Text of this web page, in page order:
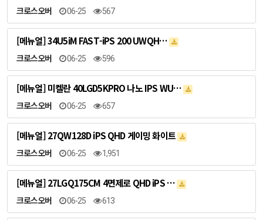
크로스오버 06-25 567
[메뉴얼] 34U5iM FAST-iPS 200 UWQH…
크로스오버 06-25 596
[메뉴얼] 미켈란 40LGD5KPRO 나노 IPS WU…
크로스오버 06-25 657
[메뉴얼] 27QW128D iPS QHD 게이밍 화이트
크로스오버 06-25 1,951
[메뉴얼] 27LGQ175CM 4면제로 QHD iPS …
크로스오버 06-25 613